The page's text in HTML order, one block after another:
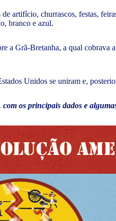
artifício, churrascos, festas,
branco e azul.
a Grã-Bretanha, a qual
Unidos se uniram e,
os principais dados e